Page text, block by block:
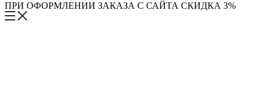
ПРИ ОФОРМЛЕНИИ ЗАКАЗА С САЙТА СКИДКА 3%